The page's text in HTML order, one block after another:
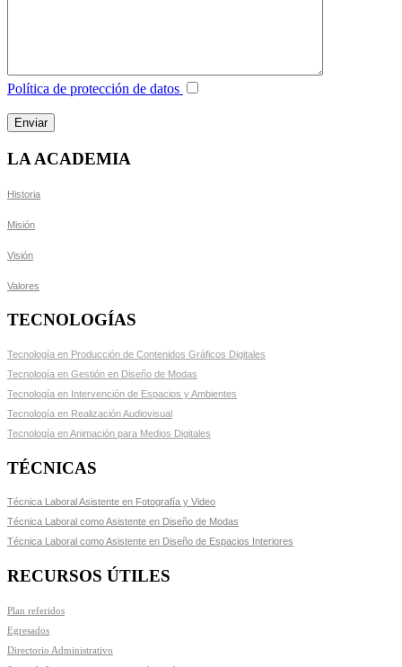
Política de protección de datos
LA ACADEMIA
Historia
Misión
Visión
Valores
TECNOLOGÍAS
Tecnología en Producción de Contenidos Gráficos Digitales
Tecnología en Gestión en Diseño de Modas
Tecnología en Intervención de Espacios y Ambientes
Tecnología en Realización Audiovisual
Tecnología en Animación para Medios Digitales
TÉCNICAS
Técnica Laboral Asistente en Fotografía y Video
Técnica Laboral como Asistente en Diseño de Modas
Técnica Laboral como Asistente en Diseño de Espacios Interiores
RECURSOS ÚTILES
Plan referidos
Egresados
Directorio Administrativo